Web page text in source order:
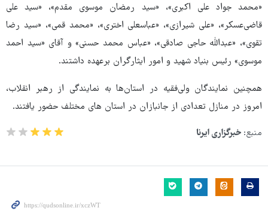
«محمد جواد علی اکبری»، «سید رمضان موسوی مقدم»، «سید علی
قاضی‌عسکر»، «علی شیرازی»، «عباسعلی اختری»، «محمد قمی»، «سید رضا
تقوی»، «عبدالله حاجی صادقی»، «عباس محمد حسنی» و آقای «سید احمد
موسوی» رئیس بنیاد شهید و امور ایثارگران برعهده داشتند.
همچنین نمایندگان ولی‌فقیه در استان‌ها به نمایندگی از رهبر انقلاب،
امروز در منازل تعدادی از جانبازان در استان های مختلف حضور یافتند.
منبع: خبرگزاری ایرنا